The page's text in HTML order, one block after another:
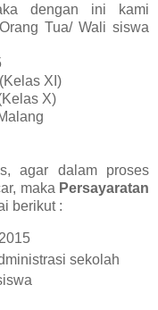
dengan ini kami
Tua/ Wali siswa
XI)
X)
agar dalam proses
maka Persayaratan
berikut :
sekolah